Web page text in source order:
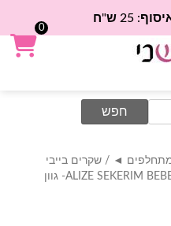
25 ש"ח
◄
/ שקרים בייבי
/ שקרים בייבי בטיק- ALIZE SEKERIM BEBE BATIK- גוון
0